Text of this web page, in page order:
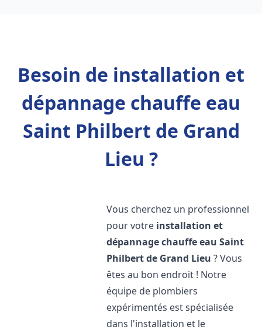
Besoin de installation et
dépannage chauffe eau
Saint Philbert de Grand
Lieu ?
Vous cherchez un professionnel
pour votre installation et
dépannage chauffe eau Saint
Philbert de Grand Lieu ? Vous
êtes au bon endroit ! Notre
équipe de plombiers
expérimentés est spécialisée
dans l'installation et le